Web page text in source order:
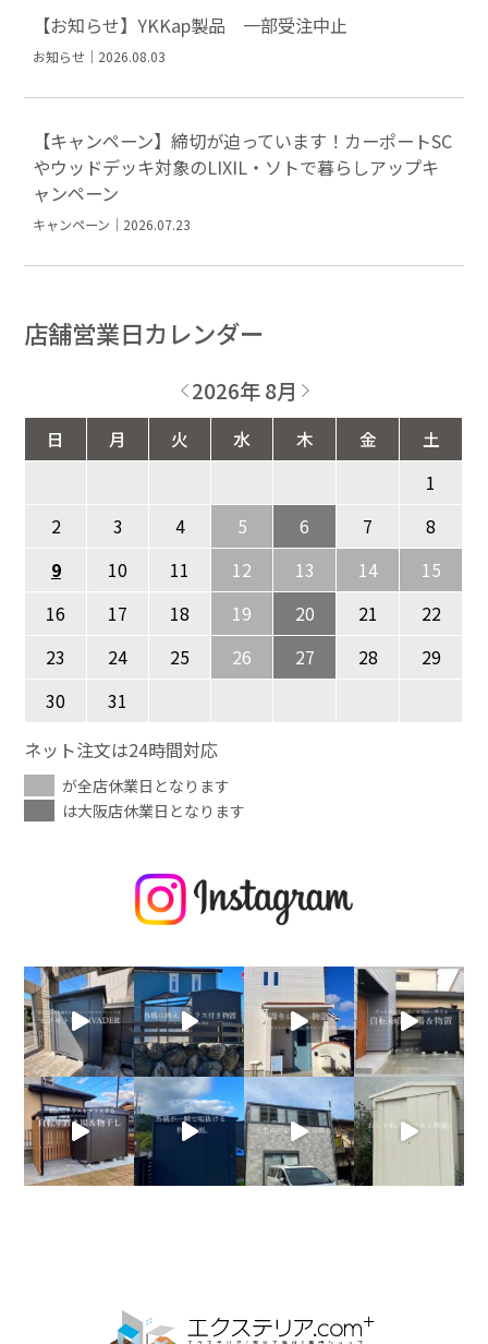
【お知らせ】YKKap製品 一部受注中止
お知らせ｜2026.08.03
【キャンペーン】締切が迫っています！カーポートSC
やウッドデッキ対象のLIXIL・ソトで暮らしアップキ
ャンペーン
キャンペーン｜2026.07.23
店舗営業日カレンダー
2026年 8月
日 月 火 水 木 金
土
1
2
3 4 5 6 7
8
9
10 11 12 13 14
15
16
17 18 19 20 21
22
23
24 25 26 27 28
29
30
31
ネット注文は24時間対応
が全店休業日となります
は大阪店休業日となります